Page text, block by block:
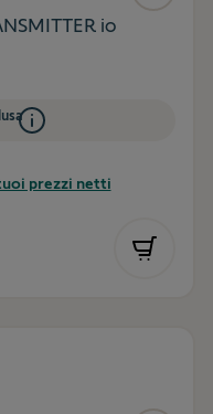
io
prezzi netti